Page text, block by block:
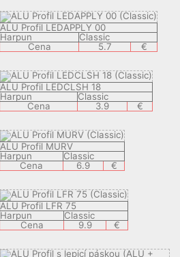
ALU Profil LEDAPPLY 00
Harpun
Classic
Cena
5.7 €
ALU Profil LEDCLSH 18
Harpun
Classic
Cena
3.9 €
ALU Profil MURV
Harpun
Classic
Cena
6.9 €
ALU Profil LFR 75
Harpun
Classic
Cena
9.9 €